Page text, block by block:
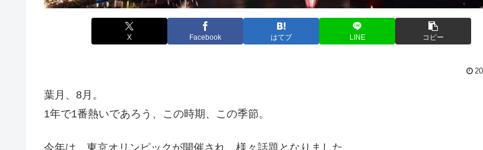
X Facebook はてブ LINE コピー
葉月、8月。
1年で1番熱いであろう、この時期、この季節。
今年は、東京オリンピックが開催され、様々話題となりました。